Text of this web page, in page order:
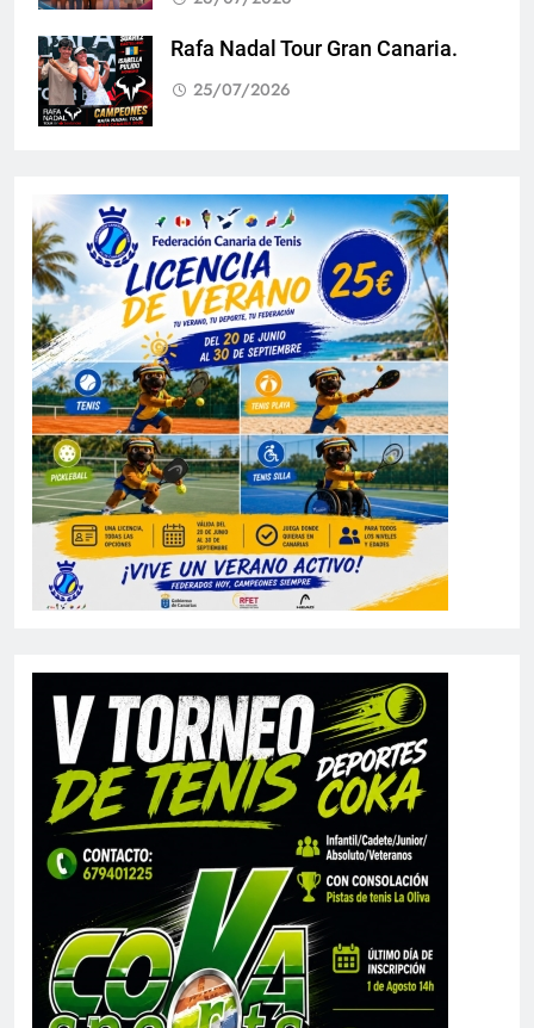
Rafa Nadal Tour Gran Canaria.
25/07/2026